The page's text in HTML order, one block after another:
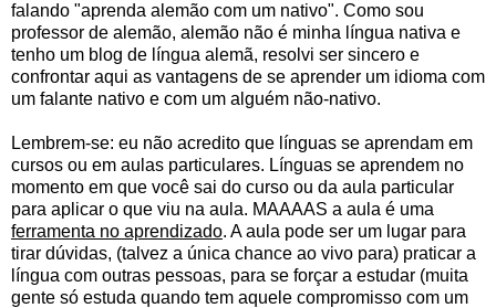
falando "aprenda alemão com um nativo". Como sou
professor de alemão, alemão não é minha língua nativa e
tenho um blog de língua alemã, resolvi ser sincero e
confrontar aqui as vantagens de se aprender um idioma com
um falante nativo e com um alguém não-nativo.
Lembrem-se: eu não acredito que línguas se aprendam em
cursos ou em aulas particulares. Línguas se aprendem no
momento em que você sai do curso ou da aula particular
para aplicar o que viu na aula. MAAAAS a aula é uma
ferramenta no aprendizado. A aula pode ser um lugar para
tirar dúvidas, (talvez a única chance ao vivo para) praticar a
língua com outras pessoas, para se forçar a estudar (muita
gente só estuda quando tem aquele compromisso com um